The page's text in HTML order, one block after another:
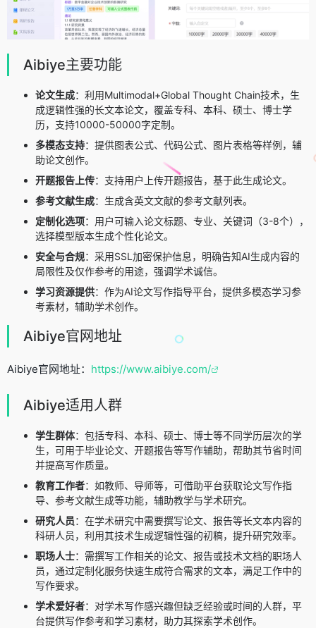
Aibiye主要功能
论文生成：利用Multimodal+Global Thought Chain技术，生
成逻辑性强的长文本论文，覆盖专科、本科、硕士、博士学
历，支持10000-50000字定制。
多模态支持：提供图表公式、代码公式、图片表格等样例，辅
助论文创作。
开题报告上传：支持用户上传开题报告，基于此生成论文。
参考文献生成：生成含英文文献的参考文献列表。
定制化选项：用户可输入论文标题、专业、关键词（3-8个），
选择模型版本生成个性化论文。
安全与合规：采用SSL加密保护信息，明确告知AI生成内容的
局限性及仅作参考的用途，强调学术诚信。
学习资源提供：作为AI论文写作指导平台，提供多模态学习参
考素材，辅助学术创作。
Aibiye官网地址
Aibiye官网地址： https://www.aibiye.com/
Aibiye适用人群
学生群体：包括专科、本科、硕士、博士等不同学历层次的学
生，可用于毕业论文、开题报告等写作辅助，帮助其节省时间
并提高写作质量。
教育工作者：如教师、导师等，可借助平台获取论文写作指
导、参考文献生成等功能，辅助教学与学术研究。
研究人员：在学术研究中需要撰写论文、报告等长文本内容的
科研人员，利用其技术生成逻辑性强的初稿，提升研究效率。
职场人士：需撰写工作相关的论文、报告或技术文档的职场人
员，通过定制化服务快速生成符合需求的文本，满足工作中的
写作要求。
学术爱好者：对学术写作感兴趣但缺乏经验或时间的人群，平
台提供写作参考和学习素材，助力其探索学术创作。